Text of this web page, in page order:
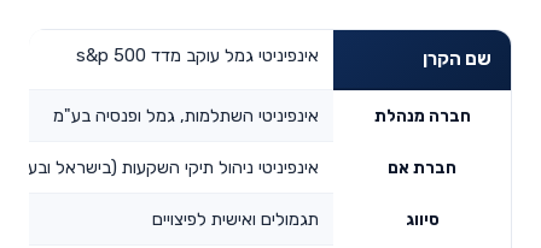
שם הקרן אינפיניטי גמל עוקב מדד s&p 500
חברה מנהלת אינפיניטי השתלמות, גמל ופנסיה בע"מ
חברת אם אינפיניטי ניהול תיקי השקעות (בישראל
סיווג תגמולים ואישית לפיצויים